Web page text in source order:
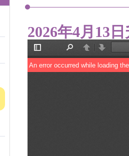
2026年4月13